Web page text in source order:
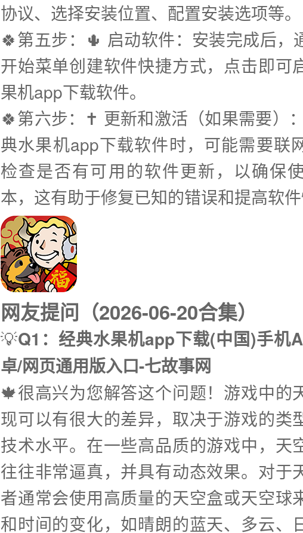
协议、选择安装位置、配置安装选项等。
🍀第五步：🌵 启动软件：安装完成后，
开始菜单创建软件快捷方式，点击即可
果机app下载软件。
🍀第六步：✝️ 更新和激活（如果需要）
典水果机app下载软件时，可能需要联
检查是否有可用的软件更新，以确保
本，这有助于修复已知的错误和提高软件
网友提问（2026-06-20合集）
💡Q1：经典水果机app下载(中国)手机
卓/网页通用版入口-七故事网
🍁很高兴为您解答这个问题！游戏中的
现可以有很大的差异，取决于游戏的类
技术水平。在一些高品质的游戏中，天
往往非常逼真，并具有动态效果。对于
者通常会使用高质量的天空盒或天空球
和时间的变化，如晴朗的蓝天、多云、